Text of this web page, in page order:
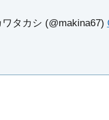
タカシ (@makina67)